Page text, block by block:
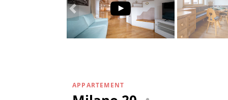
APPARTEMENT